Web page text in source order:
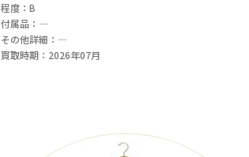
程度：B
付属品：―
その他詳細：―
買取時期：2026年07月